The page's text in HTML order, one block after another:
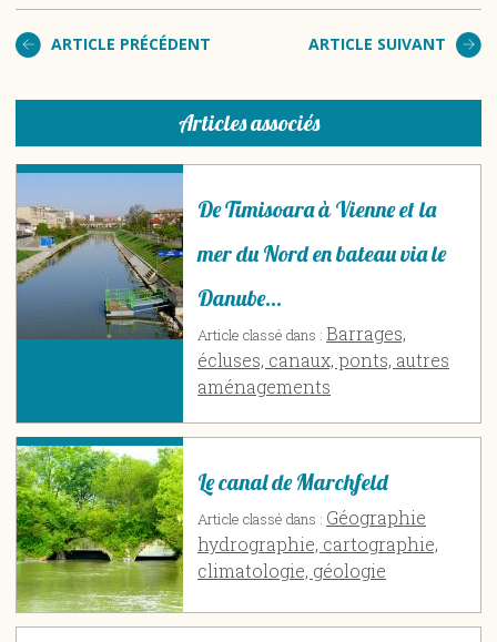
ARTICLE PRÉCÉDENT ARTICLE SUIVANT
Articles associés
De Timisoara à Vienne et la
mer du Nord en bateau via le
Danube…
Article classé dans : Barrages,
écluses, canaux, ponts, autres
aménagements
Le canal de Marchfeld
Article classé dans : Géographie
hydrographie, cartographie,
climatologie, géologie